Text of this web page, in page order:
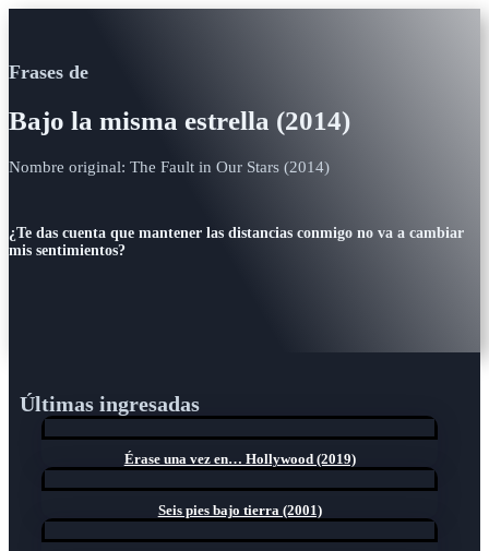
Frases de
Bajo la misma estrella (2014)
Nombre original: The Fault in Our Stars (2014)
¿Te das cuenta que mantener las distancias conmigo no va a cambiar
mis sentimientos?
Últimas ingresadas
Érase una vez en… Hollywood (2019)
Seis pies bajo tierra (2001)